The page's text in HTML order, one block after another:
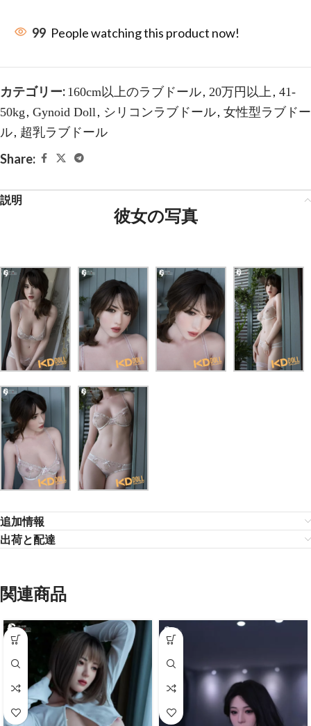
99 People watching this product now!
カテゴリー: 160cm以上のラブドール, 20万円以上 , 41-
50kg , Gynoid Doll, シリコンラブドール, 女性型ラブドー
ル, 超乳ラブドール
Share:
説明
彼女の写真
追加情報
出荷と配達
関連商品